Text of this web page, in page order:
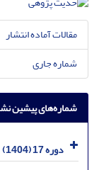
مقالات آماده انتشار
شماره جاری
شماره‌های پیشین
دوره 17 (1404)